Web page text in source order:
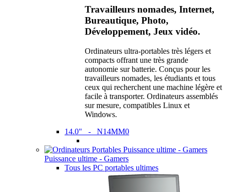
Travailleurs nomades, Internet,
Bureautique, Photo,
Développement, Jeux vidéo.
Ordinateurs ultra-portables très légers et
compacts offrant une très grande
autonomie sur batterie. Conçus pour les
travailleurs nomades, les étudiants et tous
ceux qui recherchent une machine légère et
facile à transporter. Ordinateurs assemblés
sur mesure, compatibles Linux et
Windows.
14.0" - N14MM0
Puissance ultime - Gamers
Tous les PC portables ultimes